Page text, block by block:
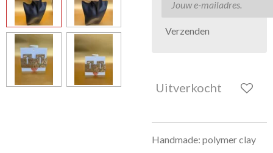
Verzenden
Uitverkocht
Handmade: polymer clay